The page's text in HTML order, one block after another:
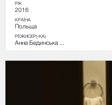
РІК
2016
КРАЇНА
Польща
РЕЖИСЕР(-КА)
Анна Бединська ...